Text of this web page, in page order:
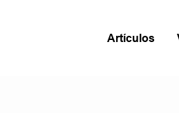
Artículos